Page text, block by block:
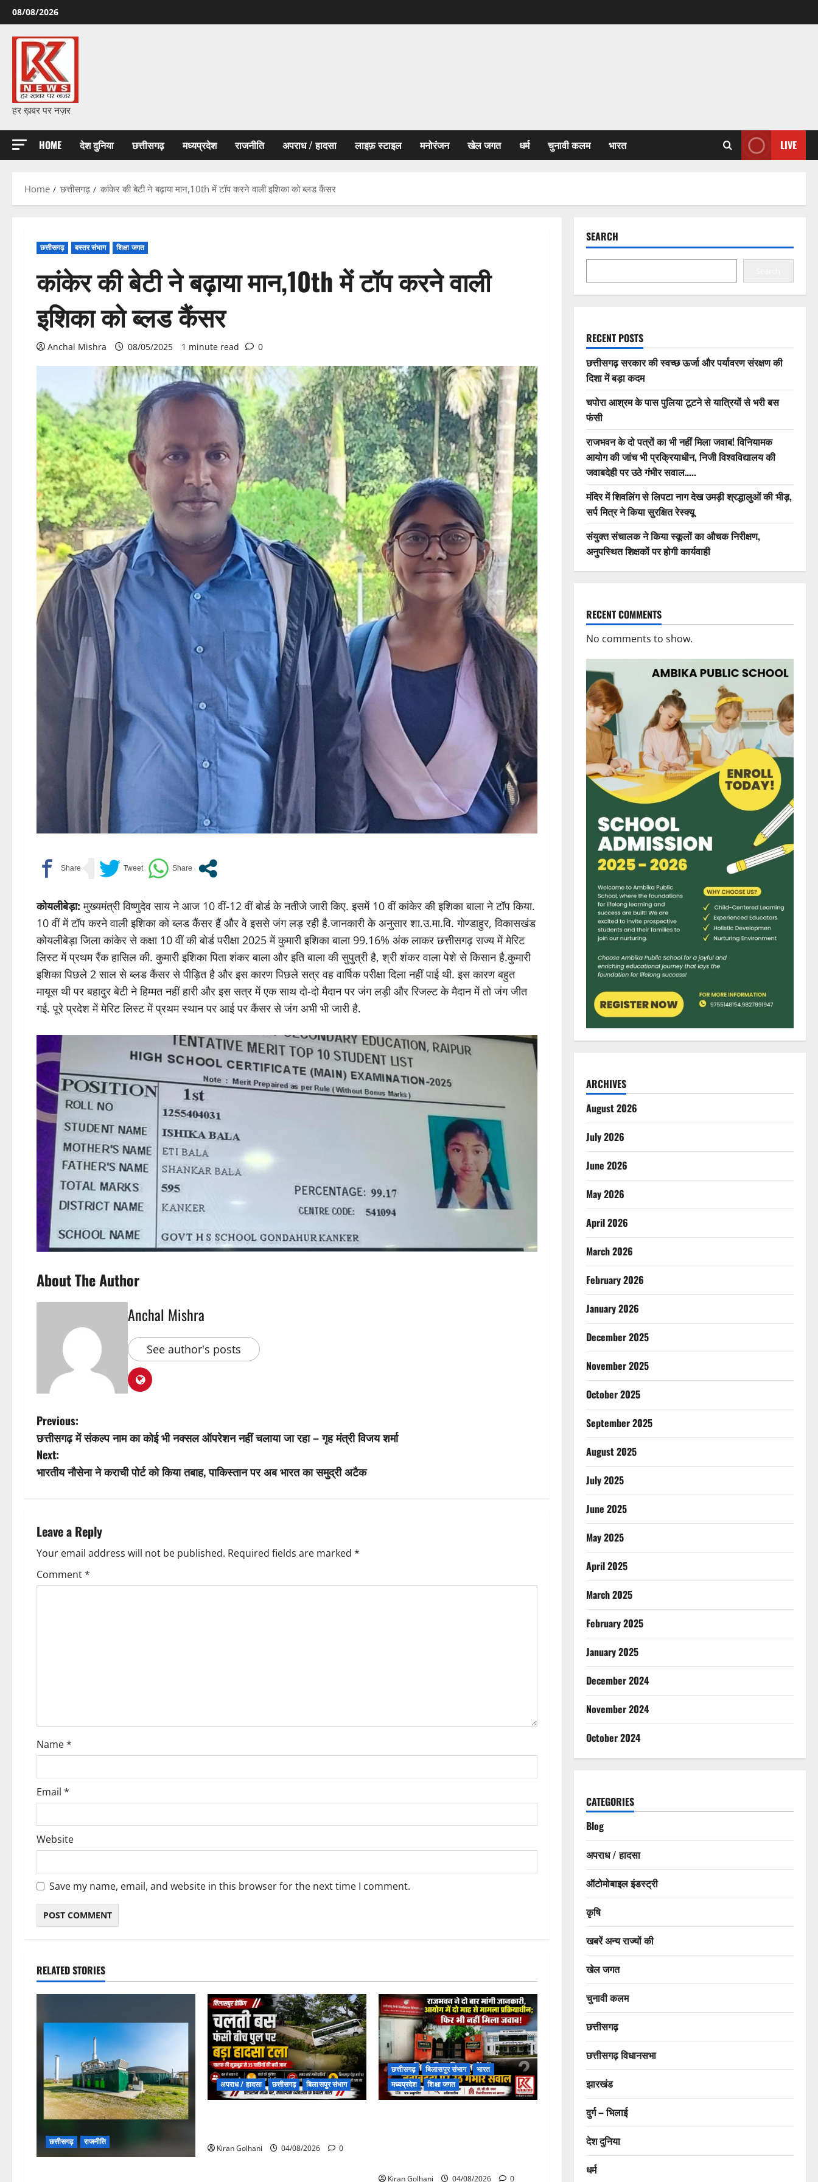
Skip
to
content
08/08/2026
हर ख़बर पर नज़र
HOME देश दुनिया छत्तीसगढ़ मध्यप्रदेश राजनीति अपराध / हादसा लाइफ़ स्टाइल मनोरंजन खेल जगत धर्म चुनावी कलम भारत LIVE
Home छत्तीसगढ़ कांकेर की बेटी ने बढ़ाया मान,10th में टॉप करने वाली इशिका को ब्लड कैंसर
छत्तीसगढ़ बस्तर संभाग शिक्षा जगत
कांकेर की बेटी ने बढ़ाया मान,10th में टॉप करने वाली
इशिका को ब्लड कैंसर
Anchal Mishra 08/05/2025 1 minute read 0
कोयलीबेड़ा: मुख्यमंत्री विष्णुदेव साय ने आज 10 वीं-12 वीं बोर्ड के नतीजे जारी किए. इसमें 10 वीं कांकेर की इशिका बाला ने टॉप किया.
10 वीं में टॉप करने वाली इशिका को ब्लड कैंसर हैं और वे इससे जंग लड़ रही है.जानकारी के अनुसार शा.उ.मा.वि. गोण्डाहुर, विकासखंड
कोयलीबेड़ा जिला कांकेर से कक्षा 10 वीं की बोर्ड परीक्षा 2025 में कुमारी इशिका बाला 99.16% अंक लाकर छत्तीसगढ़ राज्य में मेरिट
लिस्ट में प्रथम रैंक हासिल की. कुमारी इशिका पिता शंकर बाला और इति बाला की सुपुत्री है, श्री शंकर वाला पेशे से किसान है.कुमारी
इशिका पिछले 2 साल से ब्लड कैंसर से पीड़ित है और इस कारण पिछले सत्र वह वार्षिक परीक्षा दिला नहीं पाई थी. इस कारण बहुत
मायूस थी पर बहादुर बेटी ने हिम्मत नहीं हारी और इस सत्र में एक साथ दो-दो मैदान पर जंग लड़ी और रिजल्ट के मैदान में तो जंग जीत
गई. पूरे प्रदेश में मेरिट लिस्ट में प्रथम स्थान पर आई पर कैंसर से जंग अभी भी जारी है.
About The Author
Anchal Mishra
See author's posts
P
o
s
n
a
v
o
n
Previous:
छत्तीसगढ़ में संकल्प नाम का कोई भी नक्सल ऑपरेशन नहीं चलाया जा रहा – गृह मंत्री विजय शर्मा
Next:
भारतीय नौसेना ने कराची पोर्ट को किया तबाह, पाकिस्तान पर अब भारत का समुद्री अटैक
Leave a Reply
Your email address will not be published. Required fields are marked *
Comment*
Name*
Email *
Website
Save my name, email, and website in this browser for the next time I comment.
RELATED STORIES
छत्तीसगढ़ राजनीति
अपराध / हादसा छत्तीसगढ़ बिलासपुर संभाग
Kiran Golhani 04/08/2026 0
छत्तीसगढ़ बिलासपुर संभाग
भारत
मध्यप्रदेश
शिक्षा जगत
Kiran Golhani 04/08/2026 0
SEARCH
RECENT POSTS
छत्तीसगढ़ सरकार की स्वच्छ ऊर्जा और पर्यावरण संरक्षण की
दिशा में बड़ा कदम
चपोरा आश्रम के पास पुलिया टूटने से यात्रियों से भरी बस
फंसी
राजभवन के दो पत्रों का भी नहीं मिला जवाब! विनियामक
आयोग की जांच भी प्रक्रियाधीन, निजी विश्वविद्यालय की
जवाबदेही पर उठे गंभीर सवाल…..
मंदिर में शिवलिंग से लिपटा नाग देख उमड़ी श्रद्धालुओं की भीड़,
सर्प मित्र ने किया सुरक्षित रेस्क्यू
संयुक्त संचालक ने किया स्कूलों का औचक निरीक्षण,
अनुपस्थित शिक्षकों पर होगी कार्यवाही
RECENT COMMENTS
No comments to show.
ARCHIVES
August 2026
July 2026
June 2026
May 2026
April 2026
March 2026
February 2026
January 2026
December 2025
November 2025
October 2025
September 2025
August 2025
July 2025
June 2025
May 2025
April 2025
March 2025
February 2025
January 2025
December 2024
November 2024
October 2024
CATEGORIES
Blog
अपराध / हादसा
ऑटोमोबाइल इंडस्ट्री
कृषि
खबरें अन्य राज्यों की
खेल जगत
चुनावी कलम
छत्तीसगढ़
छत्तीसगढ़ विधानसभा
झारखंड
दुर्ग – भिलाई
देश दुनिया
धर्म